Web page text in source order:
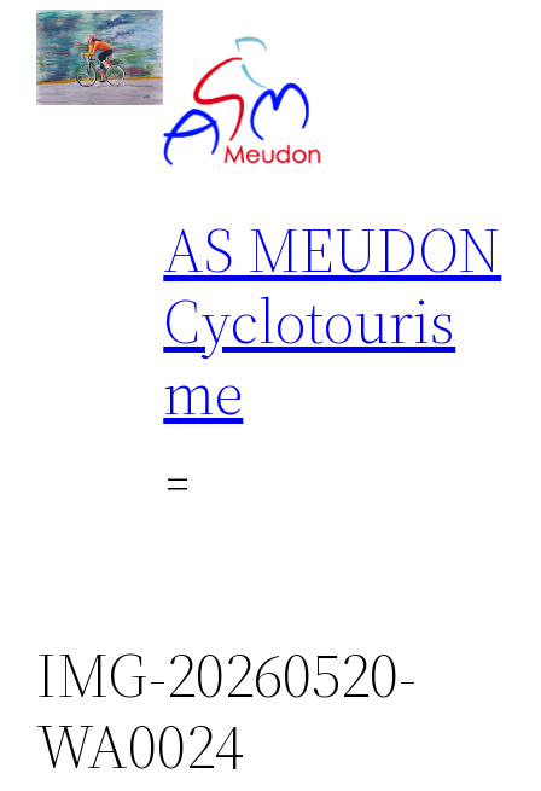
Aller
contenu
AS MEUDON
Cyclotouris
me
IMG-20260520-
WA0024